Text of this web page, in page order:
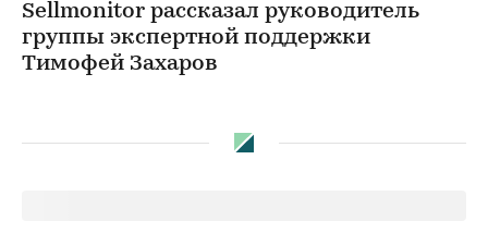
Sellmonitor рассказал руководитель
группы экспертной поддержки
Тимофей Захаров